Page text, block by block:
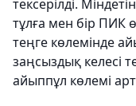
тексерілді.
тұлға мен бір ПИК
теңге көлемінде
заңсыздық келесі
айыппұл көлемі